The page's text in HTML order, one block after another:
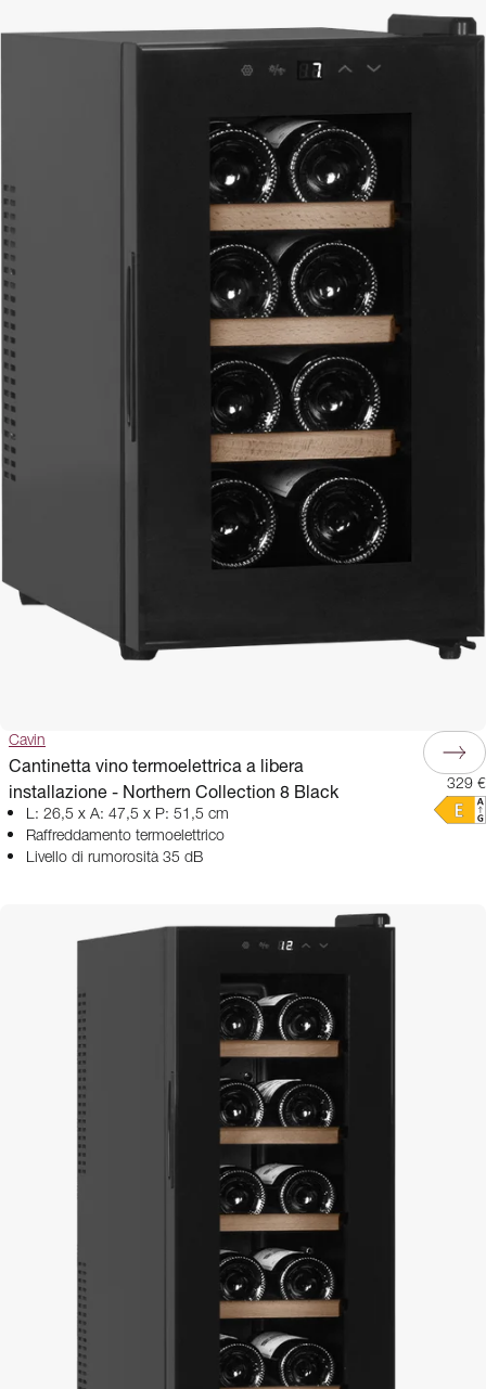
Cavin
Cantinetta vino termoelettrica a libera
installazione - Northern Collection 8 Black
L: 26,5 x A: 47,5 x P: 51,5 cm
Raffreddamento termoelettrico
Livello di rumorosità 35 dB
329 €